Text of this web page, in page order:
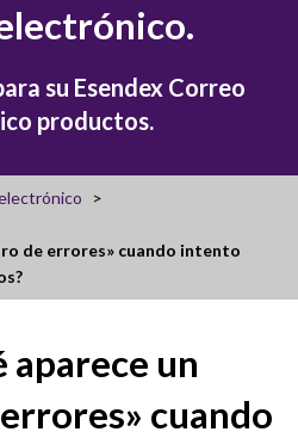
su Esendex Correo
productos.
de errores» cuando intento
aparece un
cuando